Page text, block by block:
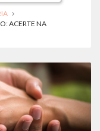
ACERTE NA